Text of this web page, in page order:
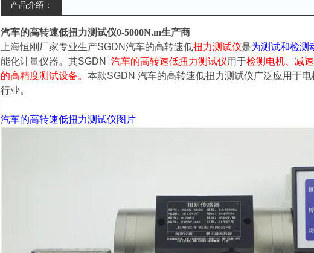
产品介绍：
汽车的高转速低扭力测试仪0-5000N.m生产商
上海恒刚厂家专业生产SGDN汽车的高转速低扭力测试仪是为测试和检测
能化计量仪器。其SGDN
汽车的高转速低扭力测试仪用于检测电机、减
的高精度测试设备。 本款SGDN 汽车的高转速低扭力测试仪广泛应用于
行业。
汽车的高转速低扭力测试仪图片